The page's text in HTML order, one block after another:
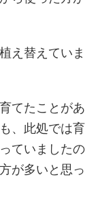
え替えていま
てたことがあ
、此処では育
ていましたの
が多いと思っ